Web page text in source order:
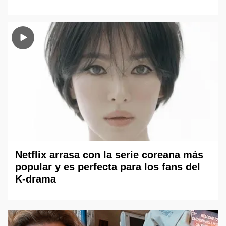
Netflix arrasa con la serie coreana más
popular y es perfecta para los fans del
K-drama